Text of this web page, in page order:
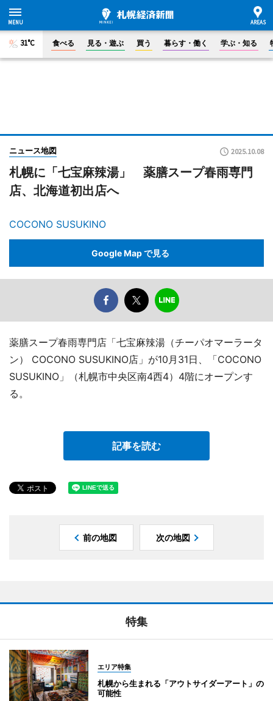
31°C 食べる 見る・遊ぶ 買う 暮らす・働く 学ぶ・知る
ニュース地図 2025.10.08
札幌に「七宝麻辣湯」 薬膳スープ春雨専門
店、北海道初出店へ
COCONO SUSUKINO
Google Map で見る
薬膳スープ春雨専門店「七宝麻辣湯（チーパオマーラータ
ン） COCONO SUSUKINO店」が10月31日、「COCONO
SUSUKINO」（札幌市中央区南4西4）4階にオープンす
る。
記事を読む
前の地図 次の地図
特集
エリア特集
札幌から生まれる「アウトサイダーアート」の
可能性